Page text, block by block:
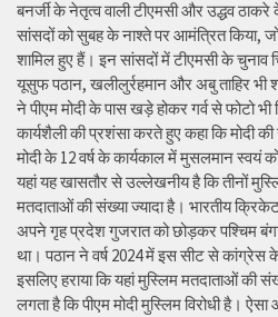
बनर्जी के नेतृत्व वाली टीएमसी और उद्धव
सांसदों को सुबह के नाश्ते पर आमंत्रित किया,
शामिल हुए हैं। इन सांसदों में टीएमसी के चुनाव
यूसुफ पठान, खलीलुर्रहमान और अबु ताहिर भी
ने पीएम मोदी के पास खड़े होकर गर्व से फोटो भी
कार्यशैली की प्रशंसा करते हुए कहा कि मोदी की
मोदी के 12 वर्ष के कार्यकाल में मुसलमान स्वयं
यहां यह खासतौर से उल्लेखनीय है कि तीनों
मतदाताओं की संख्या ज्यादा है। भारतीय
अपने गृह प्रदेश गुजरात को छोड़कर पश्चिम
था। पठान ने वर्ष 2024 में इस सीट से कांग्रेस
इसलिए हराया कि यहां मुस्लिम मतदाताओं की
लगता है कि पीएम मोदी मुस्लिम विरोधी है।